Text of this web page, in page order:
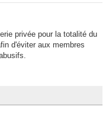
privée pour la totalité du
d'éviter aux membres